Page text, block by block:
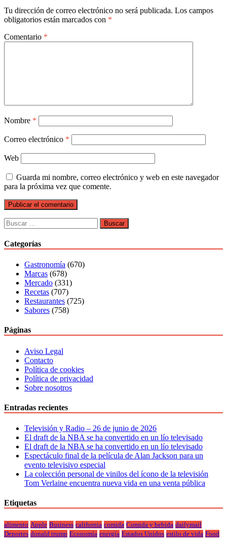
Tu dirección de correo electrónico no será publicada. Los campos
obligatorios están marcados con *
Comentario *
Nombre *
Correo electrónico *
Web
Guarda mi nombre, correo electrónico y web en este navegador
para la próxima vez que comente.
Buscar:
Categorías
Gastronomía (670)
Marcas (678)
Mercado (331)
Recetas (707)
Restaurantes (725)
Sabores (758)
Páginas
Aviso Legal
Contacto
Política de cookies
Política de privacidad
Sobre nosotros
Entradas recientes
Televisión y Radio – 26 de junio de 2026
El draft de la NBA se ha convertido en un lío televisado
El draft de la NBA se ha convertido en un lío televisado
Espectáculo final de la película de Alan Jackson para un
evento televisivo especial
La colección personal de vinilos del ícono de la televisión
Tom Verlaine encuentra nueva vida en una venta pública
Etiquetas
alimento Apple Business california comida Comida y bebida dailymail
Deportes donald trump Economía energía Estados Unidos estilo de vida Food